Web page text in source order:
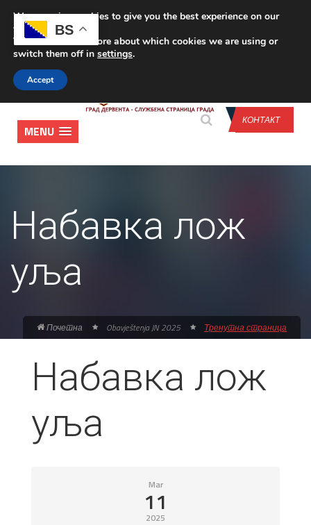
CONTACT US
КОНТАКТ
MENU
Набавка лож
уља
Почетна Obavještenja JN 2025 Тренутна страница
Набавка лож
уља
Mar
11
2025
BS
We are using cookies to give you the best experience on our
website.
You can find out more about which cookies we are using or
switch them off in settings.
Accept